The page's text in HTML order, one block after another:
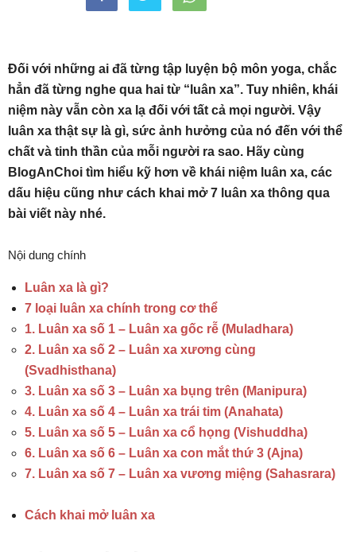
Đối với những ai đã từng tập luyện bộ môn yoga, chắc
hẳn đã từng nghe qua hai từ “luân xa”. Tuy nhiên, khái
niệm này vẫn còn xa lạ đối với tất cả mọi người. Vậy
luân xa thật sự là gì, sức ảnh hưởng của nó đến với thể
chất và tinh thần của mỗi người ra sao. Hãy cùng
BlogAnChoi tìm hiểu kỹ hơn về khái niệm luân xa, các
dấu hiệu cũng như cách khai mở 7 luân xa thông qua
bài viết này nhé.
Nội dung chính
Luân xa là gì?
7 loại luân xa chính trong cơ thể
1. Luân xa số 1 – Luân xa gốc rễ (Muladhara)
2. Luân xa số 2 – Luân xa xương cùng
(Svadhisthana)
3. Luân xa số 3 – Luân xa bụng trên (Manipura)
4. Luân xa số 4 – Luân xa trái tim (Anahata)
5. Luân xa số 5 – Luân xa cổ họng (Vishuddha)
6. Luân xa số 6 – Luân xa con mắt thứ 3 (Ajna)
7. Luân xa số 7 – Luân xa vương miệng (Sahasrara)
Cách khai mở luân xa